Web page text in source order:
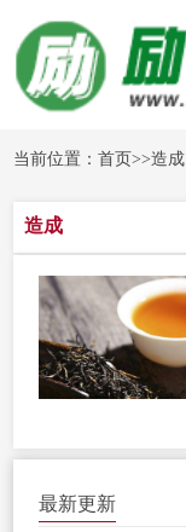
当前位置：首页>>造成
造成
最新更新